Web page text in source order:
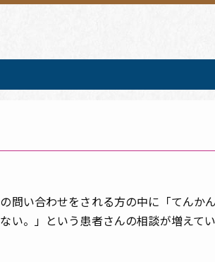
問い合わせをされる方の中に「てんか
い。」という患者さんの相談が増えて